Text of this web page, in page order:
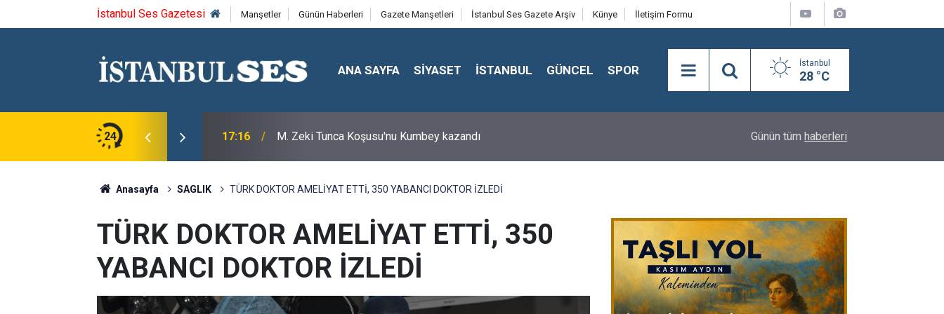
İstanbul Ses Gazetesi Manşetler Günün Haberleri Gazete Manşetleri İstanbul Ses Gazete Arşiv Künye İletişim Formu
ANA SAYFA SİYASET İSTANBUL GÜNCEL SPOR İstanbul
28 °C
24
saygıyla anıyoruz 17:16 M. Zeki Tunca Koşusu'nu Kumbey kazandı Merhum Asli Üyemiz M. Zeki Tunca'yı saygıyla
Günün tüm haberleri
Anasayfa SAGLIK TÜRK DOKTOR AMELİYAT ETTİ, 350 YABANCI DOKTOR İZLEDİ
TÜRK DOKTOR AMELİYAT ETTİ, 350
YABANCI DOKTOR İZLEDİ